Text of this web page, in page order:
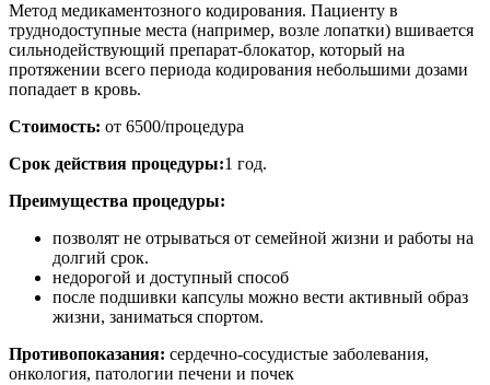
Метод медикаментозного кодирования. Пациенту в
труднодоступные места (например, возле лопатки) вшивается
сильнодействующий препарат-блокатор, который на
протяжении всего периода кодирования небольшими дозами
попадает в кровь.
Стоимость: от 6500/процедура
Срок действия процедуры:1 год.
Преимущества процедуры:
позволят не отрываться от семейной жизни и работы на
долгий срок.
недорогой и доступный способ
после подшивки капсулы можно вести активный образ
жизни, заниматься спортом.
Противопоказания: сердечно-сосудистые заболевания,
онкология, патологии печени и почек